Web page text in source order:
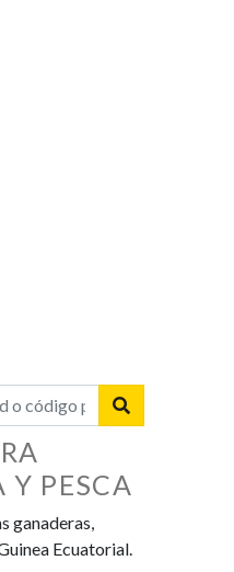
PESCA
ganaderas,
Ecuatorial.